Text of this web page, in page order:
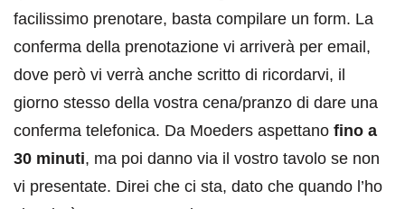
facilissimo prenotare, basta compilare un form. La
conferma della prenotazione vi arriverà per email,
dove però vi verrà anche scritto di ricordarvi, il
giorno stesso della vostra cena/pranzo di dare una
conferma telefonica. Da Moeders aspettano fino a
30 minuti, ma poi danno via il vostro tavolo se non
vi presentate. Direi che ci sta, dato che quando l’ho